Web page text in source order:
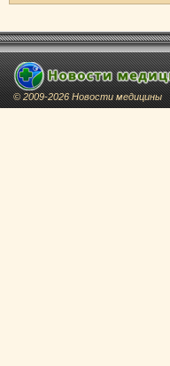
© 2009-2026 Новости медицины